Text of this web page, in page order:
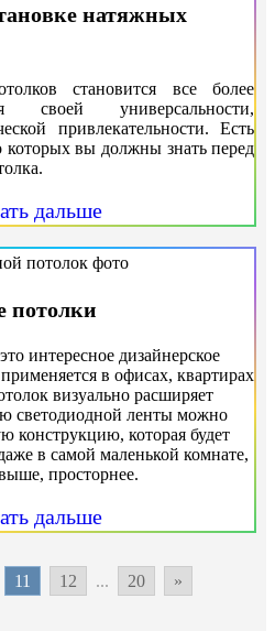
натяжных
становится все более
своей универсальности,
привлекательности. Есть
которых вы должны знать перед
дальше
потолки
интересное дизайнерское
в офисах, квартирах
визуально расширяет
светодиодной ленты можно
конструкцию, которая будет
в самой маленькой комнате,
просторнее.
дальше
11 12 ... 20 »